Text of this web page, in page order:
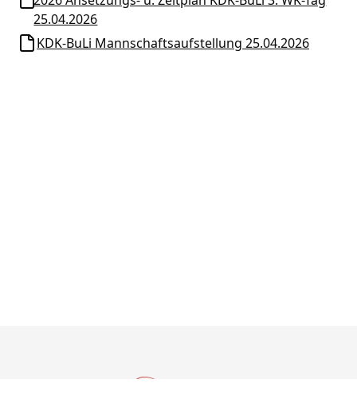
25.04.2026
KDK-BuLi Mannschaftsaufstellung 25.04.2026